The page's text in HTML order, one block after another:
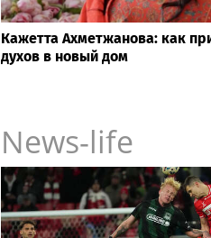
Кажетта Ахметжанова: как
духов в новый дом
News-life